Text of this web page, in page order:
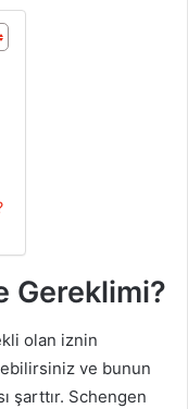
Gereklimi?
olan iznin
ve bunun
şarttır. Schengen